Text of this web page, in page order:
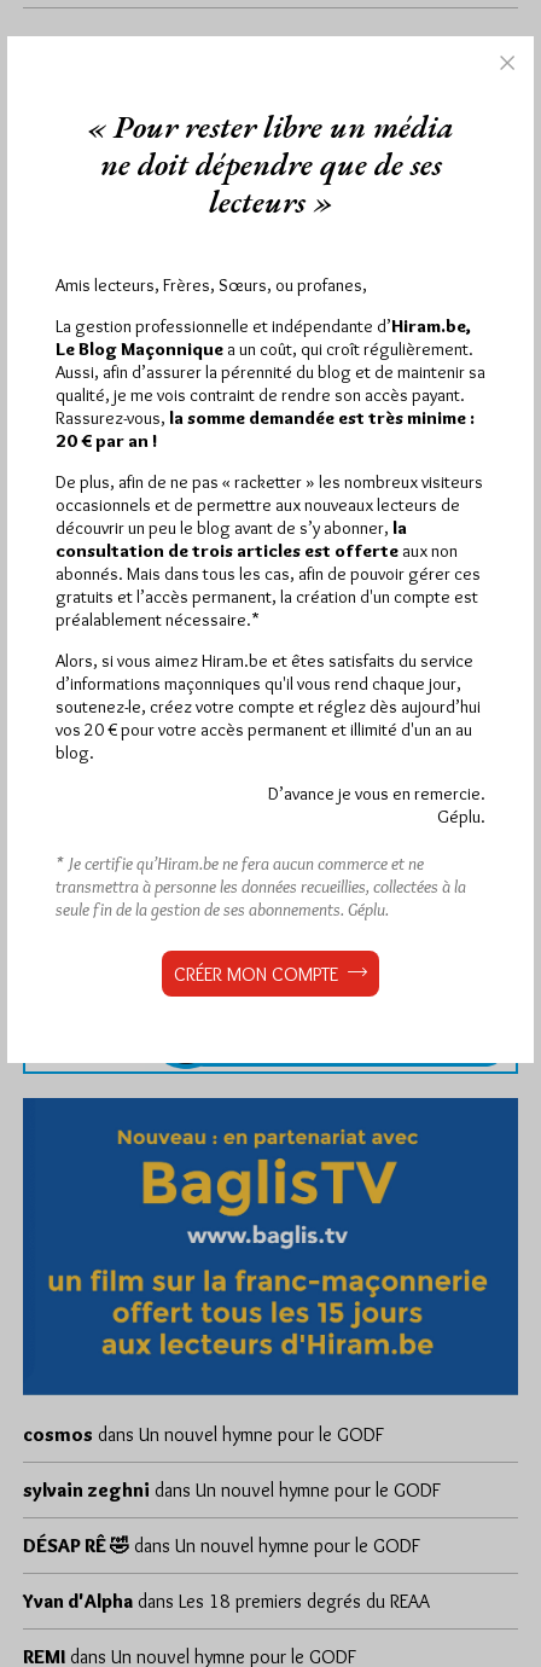
Hier jeudi 6 août 2026, Hiram.be a reçu 1 672 visites
2 608 pagesont été lues (Source : Pirsch.io)
Plus d’informations
Abonnement aux Newsletters - RSS
cosmos dans Un nouvel hymne pour le GODF
sylvain zeghni dans Un nouvel hymne pour le GODF
DÉSAP RÊ 🤣 dans Un nouvel hymne pour le GODF
Yvan d'Alpha dans Les 18 premiers degrés du REAA
REMI dans Un nouvel hymne pour le GODF
« Pour rester libre un média
ne doit dépendre que de ses
lecteurs »
Amis lecteurs, Frères, Sœurs, ou profanes,
La gestion professionnelle et indépendante d’Hiram.be,
Le Blog Maçonnique a un coût, qui croît régulièrement.
Aussi, afin d’assurer la pérennité du blog et de maintenir sa
qualité, je me vois contraint de rendre son accès payant.
Rassurez-vous, la somme demandée est très minime :
20 € par an !
De plus, afin de ne pas « racketter » les nombreux visiteurs
occasionnels et de permettre aux nouveaux lecteurs de
découvrir un peu le blog avant de s’y abonner, la
consultation de trois articles est offerte aux non
abonnés. Mais dans tous les cas, afin de pouvoir gérer ces
gratuits et l’accès permanent, la création d'un compte est
préalablement nécessaire.*
Alors, si vous aimez Hiram.be et êtes satisfaits du service
d’informations maçonniques qu'il vous rend chaque jour,
soutenez-le, créez votre compte et réglez dès aujourd’hui
vos 20 € pour votre accès permanent et illimité d'un an au
blog.
D’avance je vous en remercie.
Géplu.
* Je certifie qu’Hiram.be ne fera aucun commerce et ne
transmettra à personne les données recueillies, collectées à la
seule fin de la gestion de ses abonnements. Géplu.
CRÉER MON COMPTE